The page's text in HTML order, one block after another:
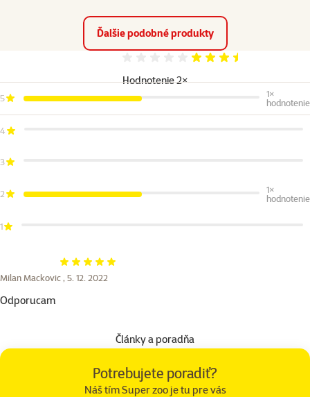
Ďalšie podobné produkty
Hodnotenie 2×
Hodnotenie 70%
5
1×
hodnotenie
4
3
2
1×
hodnotenie
1
Hodnotenie 100%
Milan Mackovic , 5. 12. 2022
Odporucam
Články a poradňa
Potrebujete poradiť?
Náš tím Super zoo je tu pre vás